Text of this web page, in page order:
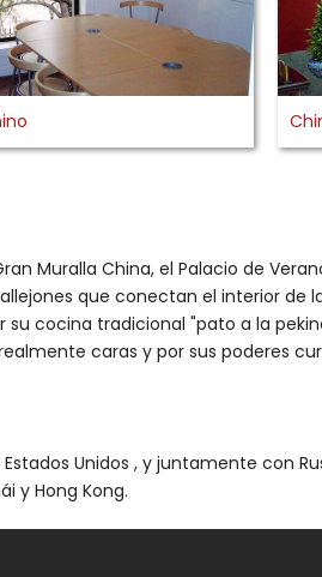
Muralla China, el Palacio de
que conectan el interior de
su cocina tradicional "pato a la
caras y por sus poderes
Unidos , y juntamente con
y Hong Kong.